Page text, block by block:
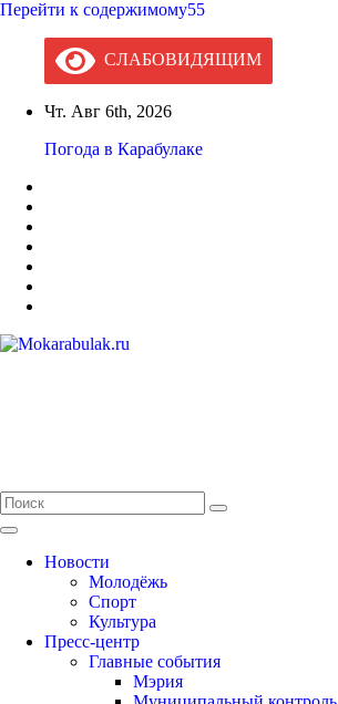
Перейти к содержимому55
СЛАБОВИДЯЩИМ
Чт. Авг 6th, 2026
Погода в Карабулаке
Новости
Молодёжь
Спорт
Культура
Пресс-центр
Главные события
Мэрия